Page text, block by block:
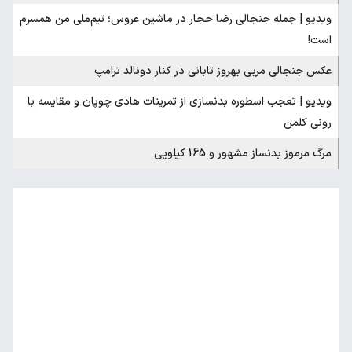
ویدیو | جمله جنجالی رضا حجار در ماشین عروس؛ تیم‌ملی من همسرم
است!
عکس جنجالی مربی بهروز تابانی در کنار دونالد ترامپ
ویدیو | تعجب اسطوره بدنسازی از تمرینات هادی چوپان و مقایسه با
رونی کلمن
مرگ مرموز بدنساز مشهور و 165 کیلویی